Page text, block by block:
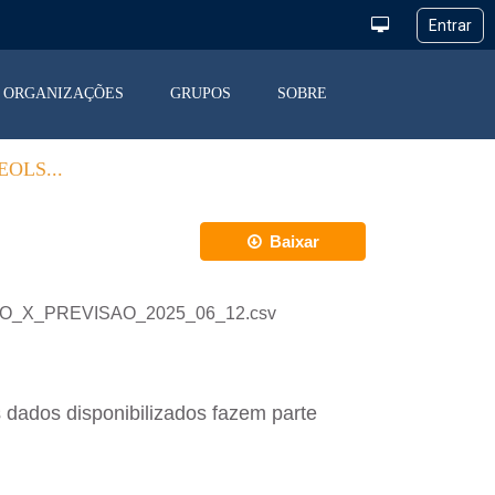
ORGANIZAÇÕES GRUPOS SOBRE
Baixar
disponibilizados fazem parte